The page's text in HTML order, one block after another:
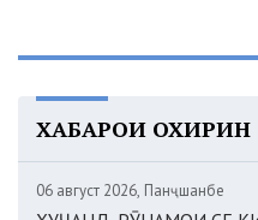
ХАБАРҲОИ ОХИРИН
06 август 2026, Панҷшанбе